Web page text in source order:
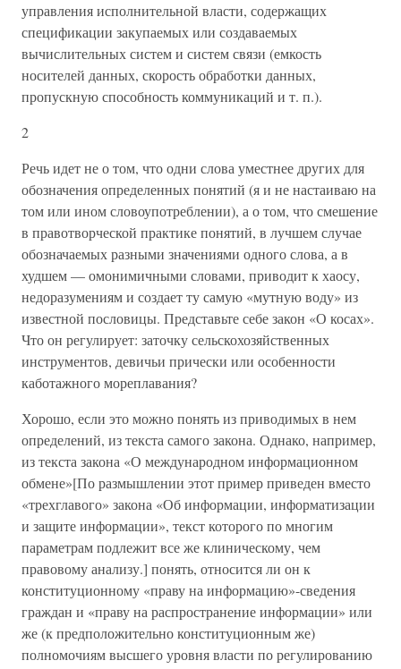
управления исполнительной власти, содержащих
спецификации закупаемых или создаваемых
вычислительных систем и систем связи (емкость
носителей данных, скорость обработки данных,
пропускную способность коммуникаций и т. п.).
2
Речь идет не о том, что одни слова уместнее других для
обозначения определенных понятий (я и не настаиваю на
том или ином словоупотреблении), а о том, что смешение
в правотворческой практике понятий, в лучшем случае
обозначаемых разными значениями одного слова, а в
худшем — омонимичными словами, приводит к хаосу,
недоразумениям и создает ту самую «мутную воду» из
известной пословицы. Представьте себе закон «О косах».
Что он регулирует: заточку сельскохозяйственных
инструментов, девичьи прически или особенности
каботажного мореплавания?
Хорошо, если это можно понять из приводимых в нем
определений, из текста самого закона. Однако, например,
из текста закона «О международном информационном
обмене»[По размышлении этот пример приведен вместо
«трехглавого» закона «Об информации, информатизации
и защите информации», текст которого по многим
параметрам подлежит все же клиническому, чем
правовому анализу.] понять, относится ли он к
конституционному «праву на информацию»-сведения
граждан и «праву на распространение информации» или
же (к предположительно конституционным же)
полномочиям высшего уровня власти по регулированию